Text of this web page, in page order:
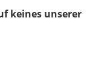
keines unserer